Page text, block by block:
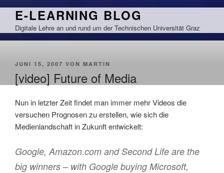
Zum
springen
E-LEARNING BLOG
Digitale Lehre an und rund um der Technischen Universität Graz
VERÖFFENTLICHT
JUNI 15, 2007 VON MARTIN
[video] Future of Media
Nun in letzter Zeit findet man immer mehr Videos die
versuchen Prognosen zu erstellen, wie sich die
Medienlandschaft in Zukunft entwickelt:
Google, Amazon.com and Second Life are the
big winners – with Google buying Microsoft,